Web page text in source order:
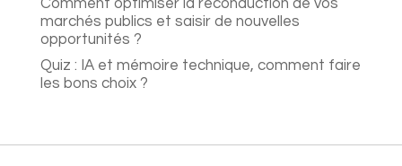
Comment optimiser la reconduction de vos
marchés publics et saisir de nouvelles
opportunités ?
Quiz : IA et mémoire technique, comment faire
les bons choix ?